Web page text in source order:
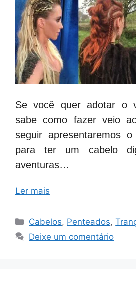
Se você quer adotar o
sabe como fazer veio
seguir apresentaremos
para ter um cabelo
aventuras…
Ler mais
Categorias
Cabelos, Penteados,
Deixe um comentário